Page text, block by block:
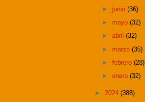
► junio(36)
► mayo(32)
►abril(32)
► marzo(35)
►febrero(28)
►enero(32)
► 2024 (388)